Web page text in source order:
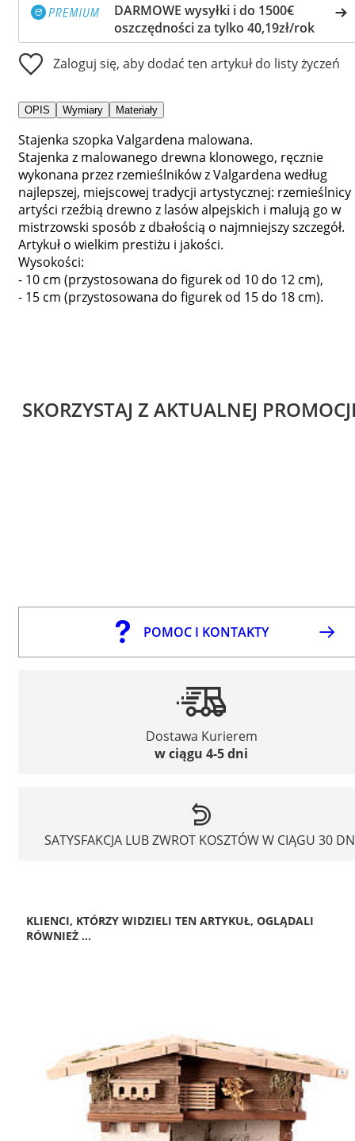
DARMOWE wysyłki i do 1500€
oszczędności za tylko 40,19zł/rok
Zaloguj się, aby dodać ten artykuł do listy życzeń
OPIS Wymiary Materiały
Stajenka szopka Valgardena malowana.
Stajenka z malowanego drewna klonowego, ręcznie
wykonana przez rzemieślników z Valgardena według
najlepszej, miejscowej tradycji artystycznej: rzemieślnicy
artyści rzeźbią drewno z lasów alpejskich i malują go w
mistrzowski sposób z dbałością o najmniejszy szczegół.
Artykuł o wielkim prestiżu i jakości.
Wysokości:
- 10 cm (przystosowana do figurek od 10 do 12 cm),
- 15 cm (przystosowana do figurek od 15 do 18 cm).
SKORZYSTAJ Z AKTUALNEJ
POMOC I KONTAKTY
Dostawa Kurierem
w ciągu 4-5 dni
SATYSFAKCJA LUB ZWROT KOSZTÓW W CIĄGU 30
KLIENCI, KTÓRZY WIDZIELI TEN ARTYKUŁ, OGLĄDALI
RÓWNIEŻ ...